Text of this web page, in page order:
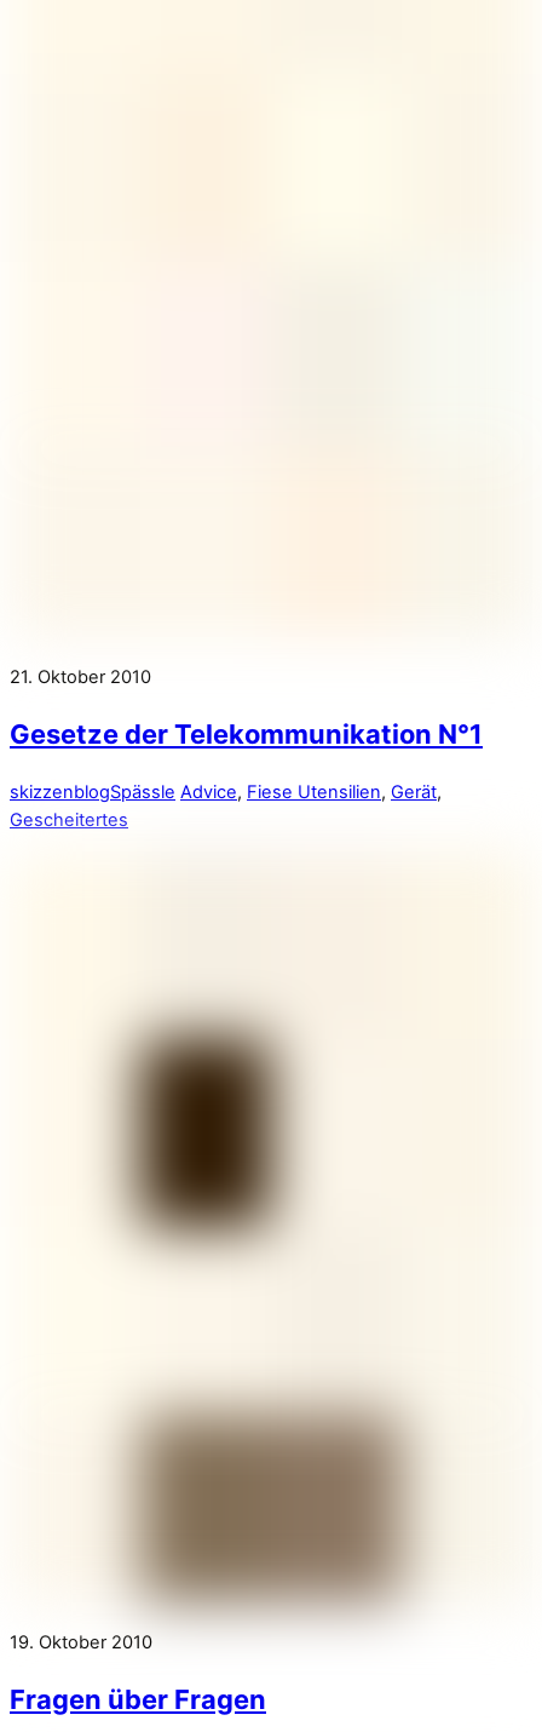
21. Oktober 2010
Gesetze der Telekommunikation N°1
skizzenblogSpässle Advice, Fiese Utensilien, Gerät,
Gescheitertes
19. Oktober 2010
Fragen über Fragen